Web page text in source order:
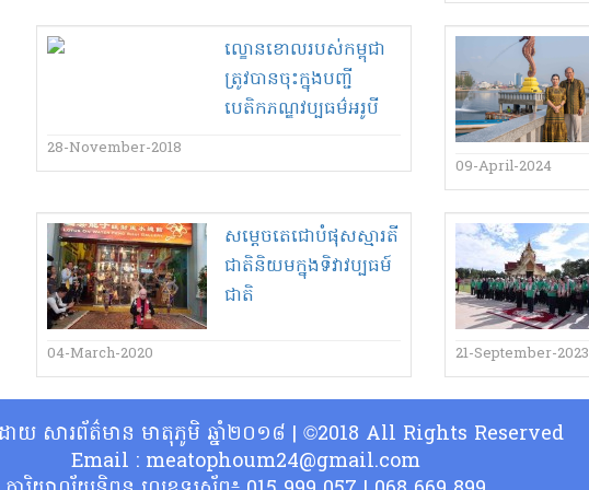
ល្ខោនខោល​របស់​កម្ពុជា
ត្រូវបាន​ចុះ​ក្នុង​បញ្ជី​
បេតិកភណ្ឌ​វប្បធម៌​អរូបី​
28-November-2018
09-April-2024
សម្តេច​តេ​ជោ​បំផុសស្មារតី​
ជាតិនិយម​ក្នុង​ទិវា​វប្ប​ធ​ម៍​
ជាតិ​
04-March-2020 21-September-2023
ដោយ សារព័ត៌មាន មាតុភូមិ ឆ្នាំ២០១៨ | ©2018 All Rights Reserved
Email : meatophoum24@gmail.com